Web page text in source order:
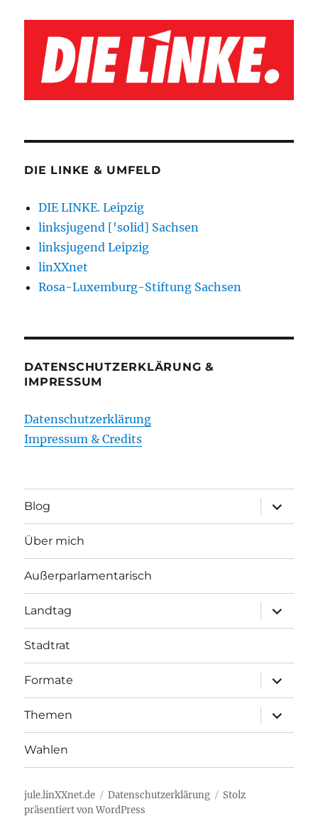
DIE LINKE & UMFELD
DIE LINKE. Leipzig
linksjugend ['solid] Sachsen
linksjugend Leipzig
linXXnet
Rosa-Luxemburg-Stiftung Sachsen
DATENSCHUTZERKLÄRUNG &
IMPRESSUM
Datenschutzerklärung
Impressum & Credits
Blog
öffnen
Über mich
Außerparlamentarisch
Landtag
öffnen
Stadtrat
Formate
öffnen
Themen
öffnen
Wahlen
jule.linXXnet.de Datenschutzerklärung
Stolz
präsentiert von WordPress